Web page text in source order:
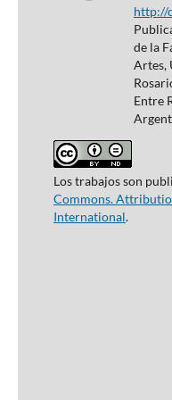
http://
de la
Artes,
Entre
Los trabajos son
Commons.
International.